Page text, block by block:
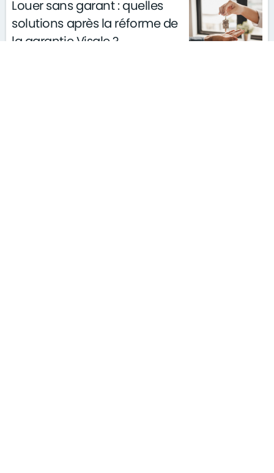
Louer sans garant : quelles
solutions après la réforme de
la garantie Visale ?